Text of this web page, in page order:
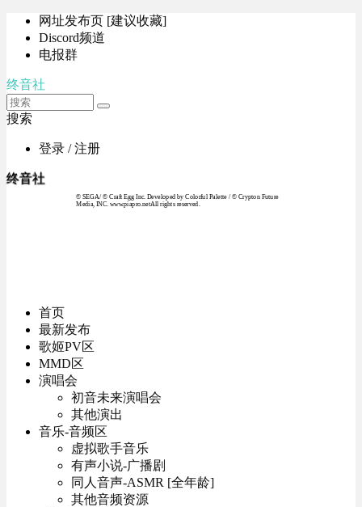
网址发布页 [建议收藏]
Discord频道
电报群
终音社
搜索
登录 / 注册
终音社
© SEGA / © Craft Egg Inc. Developed by Colorful Palette / © Crypton Future
Media, INC. www.piapro.netAll rights reserved.
首页
最新发布
歌姬PV区
MMD区
演唱会
初音未来演唱会
其他演出
音乐-音频区
虚拟歌手音乐
有声小说-广播剧
同人音声-ASMR [全年龄]
其他音频资源